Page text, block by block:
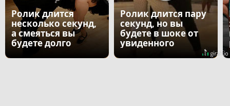
Ролик длится
несколько секунд,
а смеяться вы
будете долго
Ролик длится пару
секунд, но вы
будете в шоке от
увиденного